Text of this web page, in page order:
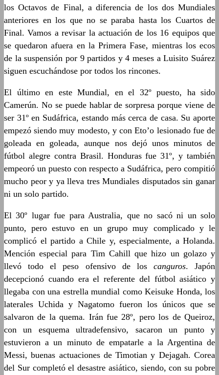
los Octavos de Final, a diferencia de los dos Mundiales
anteriores en los que no se paraba hasta los Cuartos de
Final. Vamos a revisar la actuación de los 16 equipos que
se quedaron afuera en la Primera Fase, mientras los ecos
de la suspensión por 9 partidos y 4 meses a Luisito Suárez
siguen escuchándose por todos los rincones.
El último en este Mundial, en el 32º puesto, ha sido
Camerún. No se puede hablar de sorpresa porque viene de
ser 31º en Sudáfrica, estando más cerca de casa. Su aporte
empezó siendo muy modesto, y con Eto’o lesionado fue de
goleada en goleada, aunque nos dejó unos minutos de
fútbol alegre contra Brasil. Honduras fue 31º, y también
empeoró un puesto con respecto a Sudáfrica, pero compitió
mucho peor y ya lleva tres Mundiales disputados sin ganar
ni un solo partido.
El 30º lugar fue para Australia, que no sacó ni un solo
punto, pero estuvo en un grupo muy complicado y le
complicó el partido a Chile y, especialmente, a Holanda.
Mención especial para Tim Cahill que hizo un golazo y
llevó todo el peso ofensivo de los canguros. Japón
decepcionó cuando era el referente del fútbol asiático y
llegaba con una estrella mundial como Keisuke Honda, los
laterales Uchida y Nagatomo fueron los únicos que se
salvaron de la quema. Irán fue 28º, pero los de Queiroz,
con un esquema ultradefensivo, sacaron un punto y
estuvieron a un minuto de empatarle a la Argentina de
Messi, buenas actuaciones de Timotian y Dejagah. Corea
del Sur completó el desastre asiático, siendo, con su pobre